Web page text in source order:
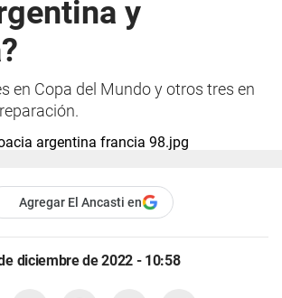
y
en Copa del Mundo y otros tres en
Agregar El Ancasti en
diciembre de 2022 - 10:58